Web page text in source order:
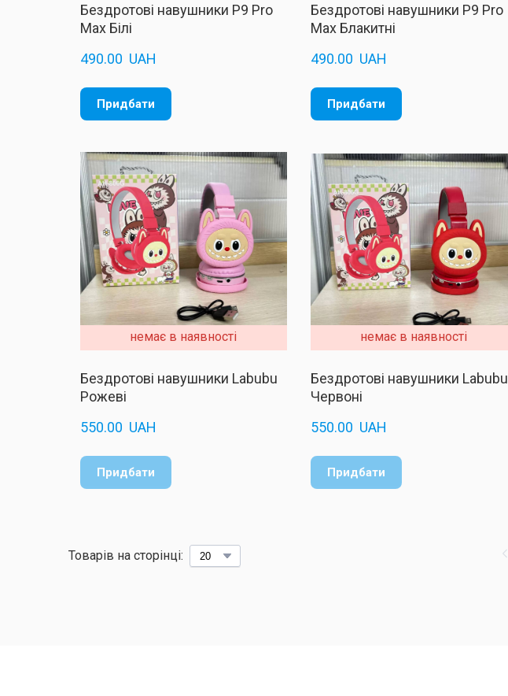
Бездротові навушники P9 Pro
Max Білі
490.00  UAH
Придбати
Бездротові навушники P9 Pro
Max Блакитні
490.00  UAH
Придбати
немає в наявності
Бездротові навушники Labubu
Рожеві
550.00  UAH
Придбати
немає в наявності
Бездротові навушники Labubu
Червоні
550.00  UAH
Придбати
Товарів на сторінці: